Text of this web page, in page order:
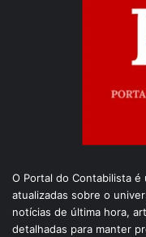
O Portal do Contabilista
atualizadas sobre o
notícias de última hora,
detalhadas para manter